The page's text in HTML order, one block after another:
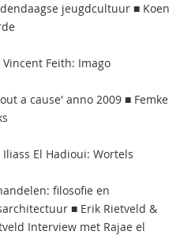
jeugdcultuur ■ Koen
Feith: Imago
a cause' anno 2009 ■ Femke
El Hadioui: Wortels
filosofie en
■ Erik Rietveld &
Interview met Rajae el